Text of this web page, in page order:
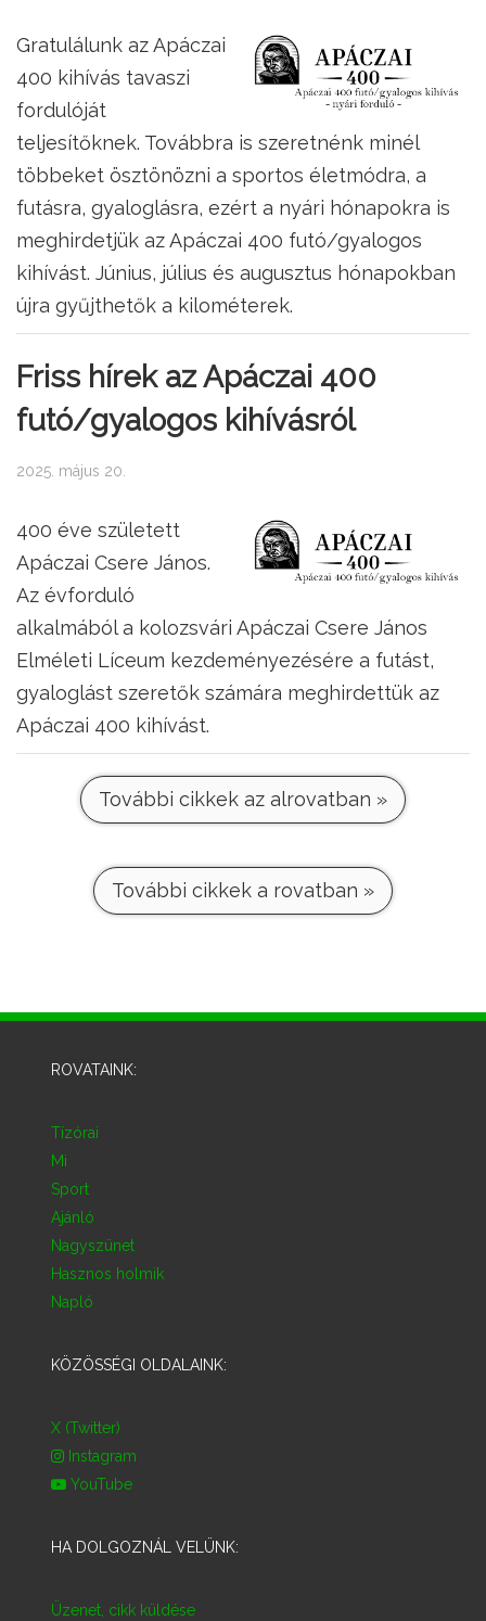
Gratulálunk az Apáczai
400 kihívás tavaszi
fordulóját
teljesítőknek. Továbbra is szeretnénk minél
többeket ösztönözni a sportos életmódra, a
futásra, gyaloglásra, ezért a nyári hónapokra is
meghirdetjük az Apáczai 400 futó/gyalogos
kihívást. Június, július és augusztus hónapokban
újra gyűjthetők a kilométerek.
Friss hírek az Apáczai 400
futó/gyalogos kihívásról
2025. május 20.
400 éve született
Apáczai Csere János.
Az évforduló
alkalmából a kolozsvári Apáczai Csere János
Elméleti Líceum kezdeményezésére a futást,
gyaloglást szeretők számára meghirdettük az
Apáczai 400 kihívást.
További cikkek az alrovatban »
További cikkek a rovatban »
ROVATAINK:
Tízórai
Mi
Sport
Ajánló
Nagyszünet
Hasznos holmik
Napló
KÖZÖSSÉGI OLDALAINK:
X (Twitter)
Instagram
YouTube
HA DOLGOZNÁL VELÜNK:
Üzenet, cikk küldése